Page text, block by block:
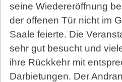
seine Wiedereröffnung
der offenen Tür nicht im
Saale feierte. Die
sehr gut besucht und
ihre Rückkehr mit
Darbietungen. Der